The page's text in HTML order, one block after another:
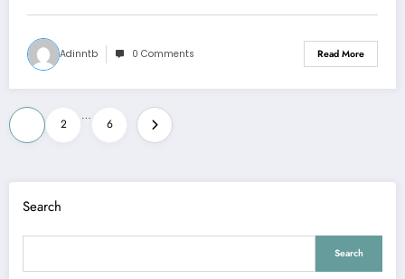
Adinntb 0 Comments Read More
Posts
pagination
2
…
6
Search
Search